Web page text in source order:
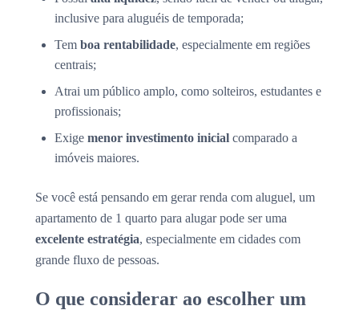
inclusive para aluguéis de temporada;
Tem boa rentabilidade, especialmente em regiões
centrais;
Atrai um público amplo, como solteiros, estudantes e
profissionais;
Exige menor investimento inicial comparado a
imóveis maiores.
Se você está pensando em gerar renda com aluguel, um
apartamento de 1 quarto para alugar pode ser uma
excelente estratégia, especialmente em cidades com
grande fluxo de pessoas.
O que considerar ao escolher um